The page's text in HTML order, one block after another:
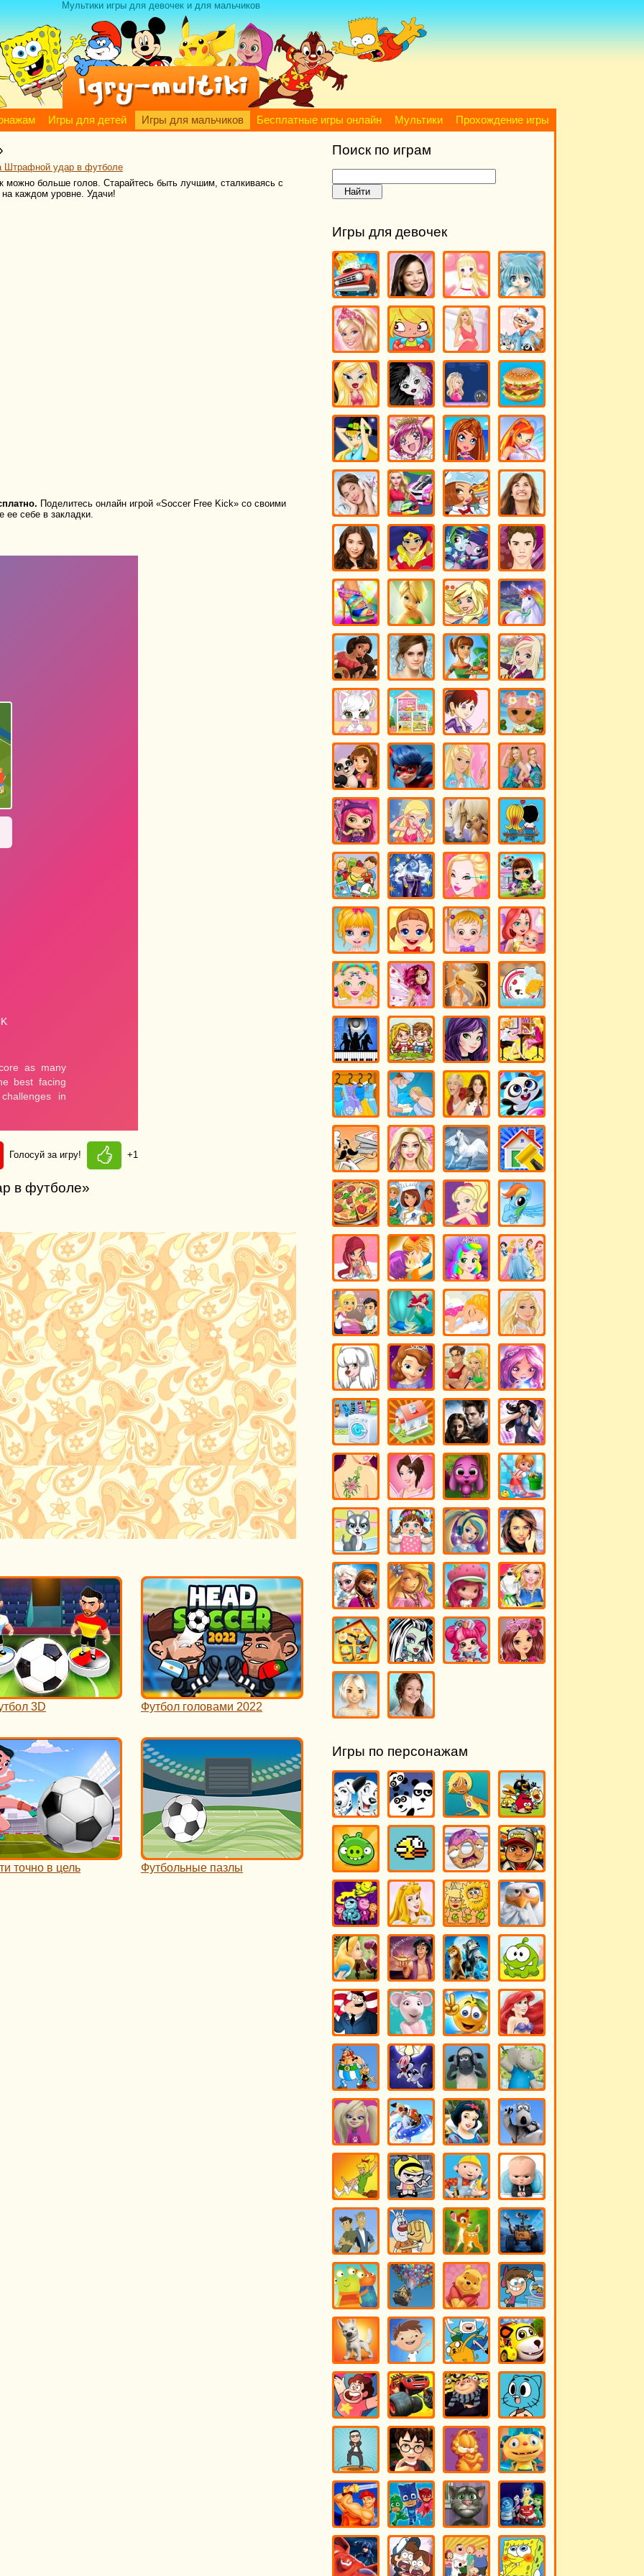
Мультики игры для девочек и для мальчиков
Игры для детей Игры для мальчиков Бесплатные игры онлайн Мультики Прохождение игры
Штрафной удар в футболе
можно больше голов. Старайтесь быть лучшим, сталкиваясь с
каждом уровне. Удачи!
Поделитесь онлайн игрой «Soccer Free Kick» со своими
ее себе в закладки.
Голосуй за игру! +1
в футболе»
3D Футбол головами 2022
точно в цель Футбольные пазлы
Поиск по играм
Игры для девочек
Игры по персонажам